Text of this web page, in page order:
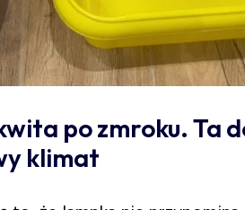
po zmroku. Ta
klimat